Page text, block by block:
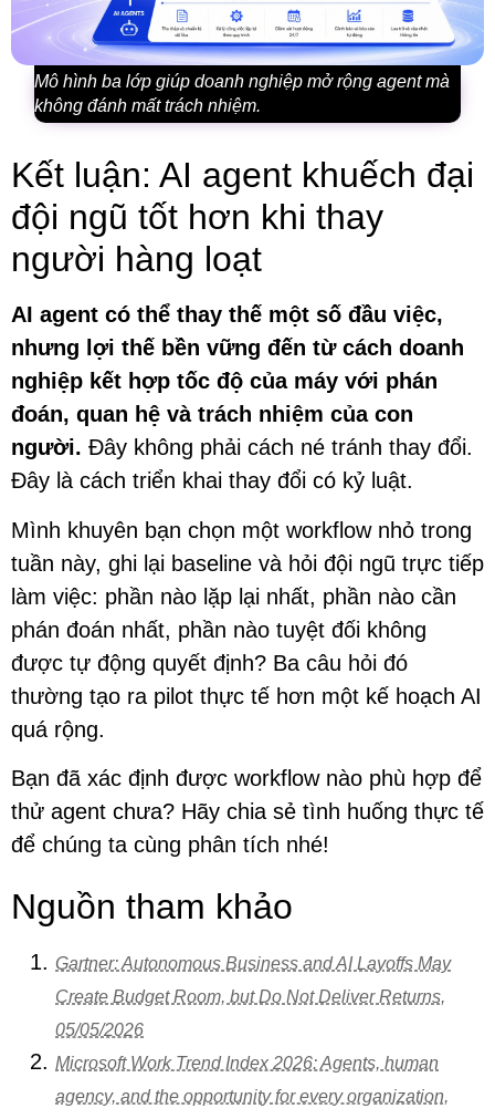
Mô hình ba lớp giúp doanh nghiệp mở rộng agent mà
không đánh mất trách nhiệm.
Kết luận: AI agent khuếch đại
đội ngũ tốt hơn khi thay
người hàng loạt
AI agent có thể thay thế một số đầu việc,
nhưng lợi thế bền vững đến từ cách doanh
nghiệp kết hợp tốc độ của máy với phán
đoán, quan hệ và trách nhiệm của con
người. Đây không phải cách né tránh thay đổi.
Đây là cách triển khai thay đổi có kỷ luật.
Mình khuyên bạn chọn một workflow nhỏ trong
tuần này, ghi lại baseline và hỏi đội ngũ trực tiếp
làm việc: phần nào lặp lại nhất, phần nào cần
phán đoán nhất, phần nào tuyệt đối không
được tự động quyết định? Ba câu hỏi đó
thường tạo ra pilot thực tế hơn một kế hoạch AI
quá rộng.
Bạn đã xác định được workflow nào phù hợp để
thử agent chưa? Hãy chia sẻ tình huống thực tế
để chúng ta cùng phân tích nhé!
Nguồn tham khảo
Gartner: Autonomous Business and AI Layoffs May
Create Budget Room, but Do Not Deliver Returns,
05/05/2026
Microsoft Work Trend Index 2026: Agents, human
agency, and the opportunity for every organization,